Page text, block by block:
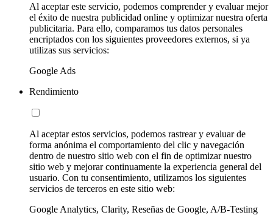
Al aceptar este servicio, podemos comprender y evaluar mejor
el éxito de nuestra publicidad online y optimizar nuestra oferta
publicitaria. Para ello, comparamos tus datos personales
encriptados con los siguientes proveedores externos, si ya
utilizas sus servicios:
Google Ads
Rendimiento
Al aceptar estos servicios, podemos rastrear y evaluar de
forma anónima el comportamiento del clic y navegación
dentro de nuestro sitio web con el fin de optimizar nuestro
sitio web y mejorar continuamente la experiencia general del
usuario. Con tu consentimiento, utilizamos los siguientes
servicios de terceros en este sitio web:
Google Analytics, Clarity, Reseñas de Google, A/B-Testing